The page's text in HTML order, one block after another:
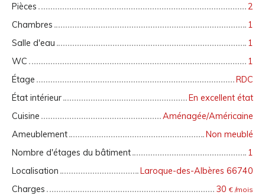
Pièces
2
Chambres
1
Salle d'eau
1
WC
1
Étage
RDC
État intérieur
En excellent état
Cuisine
Aménagée/Américaine
Ameublement
Non meublé
Nombre d'étages du bâtiment
1
Localisation
Laroque-des-Albères 66740
Charges
30€ /mois